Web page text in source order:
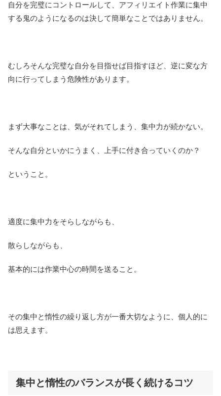
自分を完璧にコントロールして、アフィリエイト作業に集中
する鬼のようになるのは決して簡単なことではありません。
むしろそんな完璧な自分を目指せば目指すほど、逆に変な方
向に行ってしまう危険性があります。
まず大事なことは、気がそれてしまう、集中力が続かない。
そんな自分といかにうまく、上手に付き合っていくのか？
ということ。
適度に集中力をそらしながらも、
散らしながらも、
基本的には作業中心の時間を送ること。
その集中と惰性の繰り返し方が一番大切なように、個人的に
は思えます。
集中と惰性のバランスが長く続けるコツ